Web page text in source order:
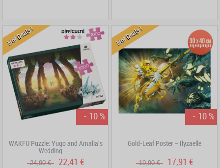
- 10 %
Hot Deals !
WAKFU Puzzle: Yugo and Amalia's
Wedding –...
24,90 € 22,41 €
- 10 %
Hot Deals !
Gold-Leaf Poster – Ilyzaelle
19,90 € 17,91 €